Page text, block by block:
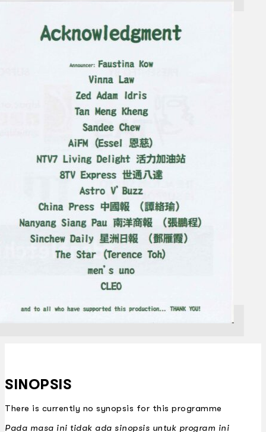
SINOPSIS
There is currently no synopsis for this programme
Pada masa ini tidak ada sinopsis untuk program ini